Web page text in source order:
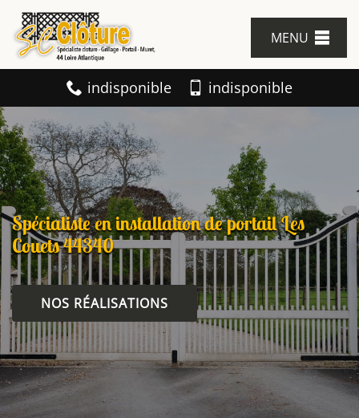
MENU
indisponible indisponible
Spécialiste en installation de portail Les
Couets 44340
NOS RÉALISATIONS